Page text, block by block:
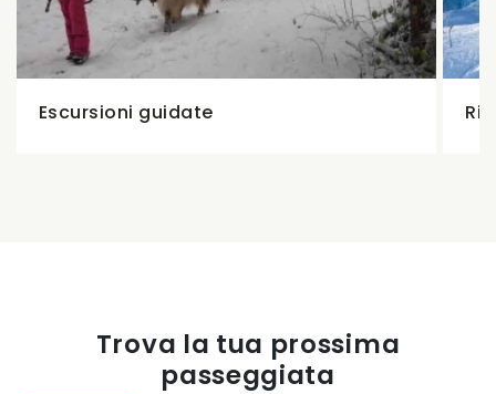
Escursioni guidate
Trova la tua prossima
passeggiata